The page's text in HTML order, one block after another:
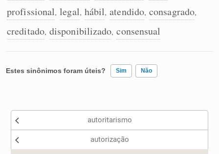
Sinônimos
profissional, legal, hábil, atendido, consagrado,
creditado, disponibilizado, consensual
Estes sinônimos foram úteis? Sim Não
Nenhum dos sinônimos apresentados me ajudou
autoritarismo
autorização